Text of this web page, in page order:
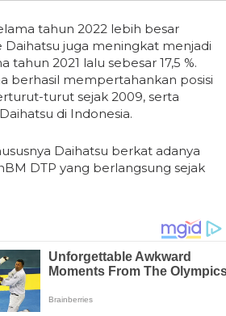
tahun 2022 lebih besar
Daihatsu juga meningkat menjadi
tahun 2021 lalu sebesar 17,5 %.
berhasil mempertahankan posisi
turut sejak 2009, serta
di Indonesia.
Daihatsu berkat adanya
DTP yang berlangsung sejak